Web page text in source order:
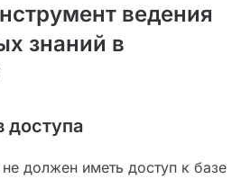
ведения
знаний в
доступа
должен иметь доступ к базе